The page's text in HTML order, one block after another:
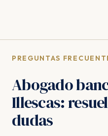
PREGUNTAS
Abogado
Illescas:
dudas